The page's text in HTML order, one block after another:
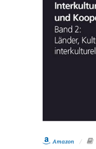
Amazon